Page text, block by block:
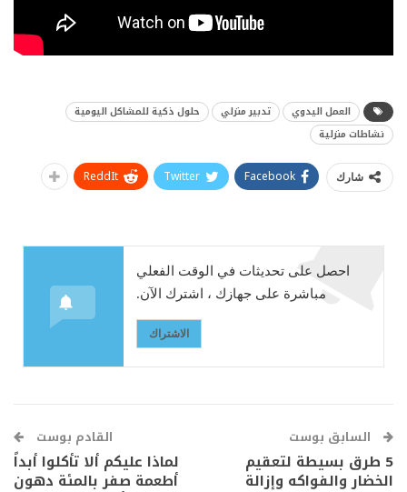
العمل اليدوي تدبير منزلي
حلول ذكية للمشاكل اليومية
نشاطات منزلية
شارك Facebook
Twitter
ReddIt
احصل على تحديثات في الوقت الفعلي
مباشرة على جهازك ، اشترك الآن.
الاشتراك
السابق بوست
5 طرق بسيطة لتعقيم
الخضار والفواكه وإزالة
القادم بوست
لماذا عليكم ألا تأكلوا أبداً
أطعمة صفر بالمئة دهون